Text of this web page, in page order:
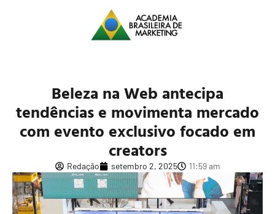
Beleza na Web antecipa
tendências e movimenta mercado
com evento exclusivo focado em
creators
Redação setembro 2, 2025 11:59 am